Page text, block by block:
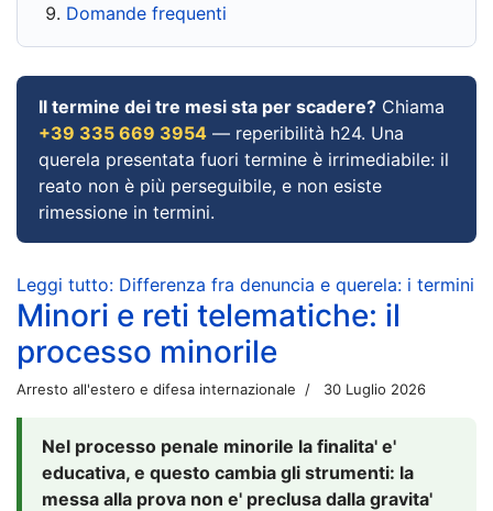
Domande frequenti
Il termine dei tre mesi sta per scadere? Chiama
+39 335 669 3954 — reperibilità h24. Una
querela presentata fuori termine è irrimediabile: il
reato non è più perseguibile, e non esiste
rimessione in termini.
Leggi tutto: Differenza fra denuncia e querela: i termini
Minori e reti telematiche: il
processo minorile
Arresto all'estero e difesa internazionale 30 Luglio 2026
Nel processo penale minorile la finalita' e'
educativa, e questo cambia gli strumenti: la
messa alla prova non e' preclusa dalla gravita'